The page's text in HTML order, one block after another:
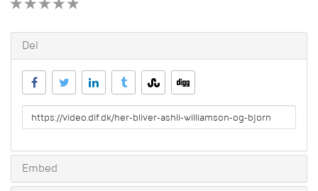
Del
URL
to
Embed